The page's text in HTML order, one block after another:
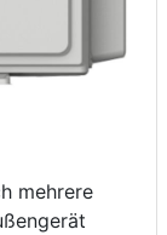
mehrere